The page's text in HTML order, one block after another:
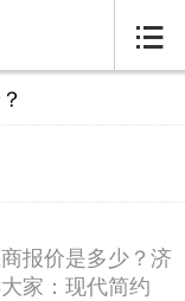

报价是多少？济
家：现代简约